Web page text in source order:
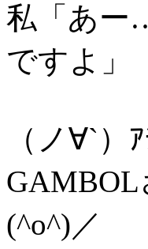
私「あー
ですよ」
（ノ∀`）
(^o^)／